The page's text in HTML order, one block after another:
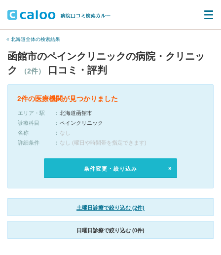
« 北海道全体の検索結果
函館市のペインクリニックの病院・クリニッ
ク
（2件） 口コミ・評判
2件の医療機関が見つかりました
エリア・駅
北海道函館市
診療科目
ペインクリニック
名称
なし
詳細条件
なし (曜日や時間帯を指定できます)
条件変更・絞り込み
土曜日診療で絞り込む (2件)
日曜日診療で絞り込む (0件)